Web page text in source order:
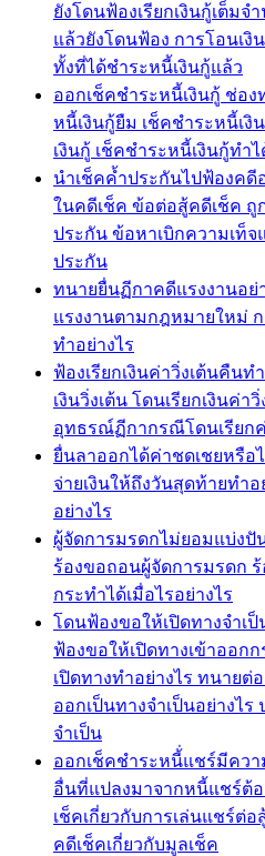
ยังโดนฟ้องเรียกเงินกู้เต็มจ
แล้วยังโดนฟ้อง การโอนเ
ทั้งที่ได้ชำระหนี้เงินกู้แล้ว
ออกเช็คชำระหนี้เงินกู้ ช่อ
หนี้เงินกู้ยืม เช็คชำระหนี้เ
เงินกู้ เช็คชำระหนี้เงินกู้ทำ
นำเช็คค้ำประกันไปฟ้องคดี
ในคดีเช็ค ข้อต่อสู้คดีเช็ค ถู
ประกัน ข้อหาเบิกความเท็จ
ประกัน
ทนายยื่นฏีกาคดีแรงงานอย่
แรงงานตามกฎหมายใหม่
ทำอย่างไร
ฟ้องเรียกเงินค่าวิ่งเต้นคืนท
เงินวิ่งเต้น โดนเรียกเงินค่า
อุทธรณ์ฏีกากรณีโดนเรียกค่
ยื่นลาออกได้ค่าชดเชยหรื
จ่ายเงินให้ถึงวันสุดท้ายทำ
อย่างไร
ผู้จัดการมรดกไม่ยอมแบ่งปั
ร้องขอถอนผู้จัดการมรดก
กระทำได้เมื่อไรอย่างไร
โดนฟ้องขอให้เปิดทางจำเ
ฟ้องขอให้เปิดทางเข้าออก
เปิดทางทำอย่างไร ทนายต่
ออกเป็นทางจำเป็นอย่างไ
จำเป็น
ออกเช็คชำระหนี้่แชร์มีคว
อื่นที่แปลงมาจากหนี้แชร์ต้
เช็คเกี่ยวกับการเล่นแชร์ต่
คดีเช็คเกี่ยวกับมูลเช็ค